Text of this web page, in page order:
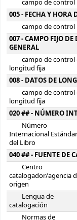
campo de control
005 - FECHA Y HORA
campo de control
007 - CAMPO FIJO
GENERAL
campo de control
longitud fija
008 - DATOS DE
campo de control
longitud fija
020 ## - NÚMERO
Número
Internacional Estándar
del Libro
040 ## - FUENTE DE
Centro
catalogador/agencia
origen
Lengua de
catalogación
Normas de